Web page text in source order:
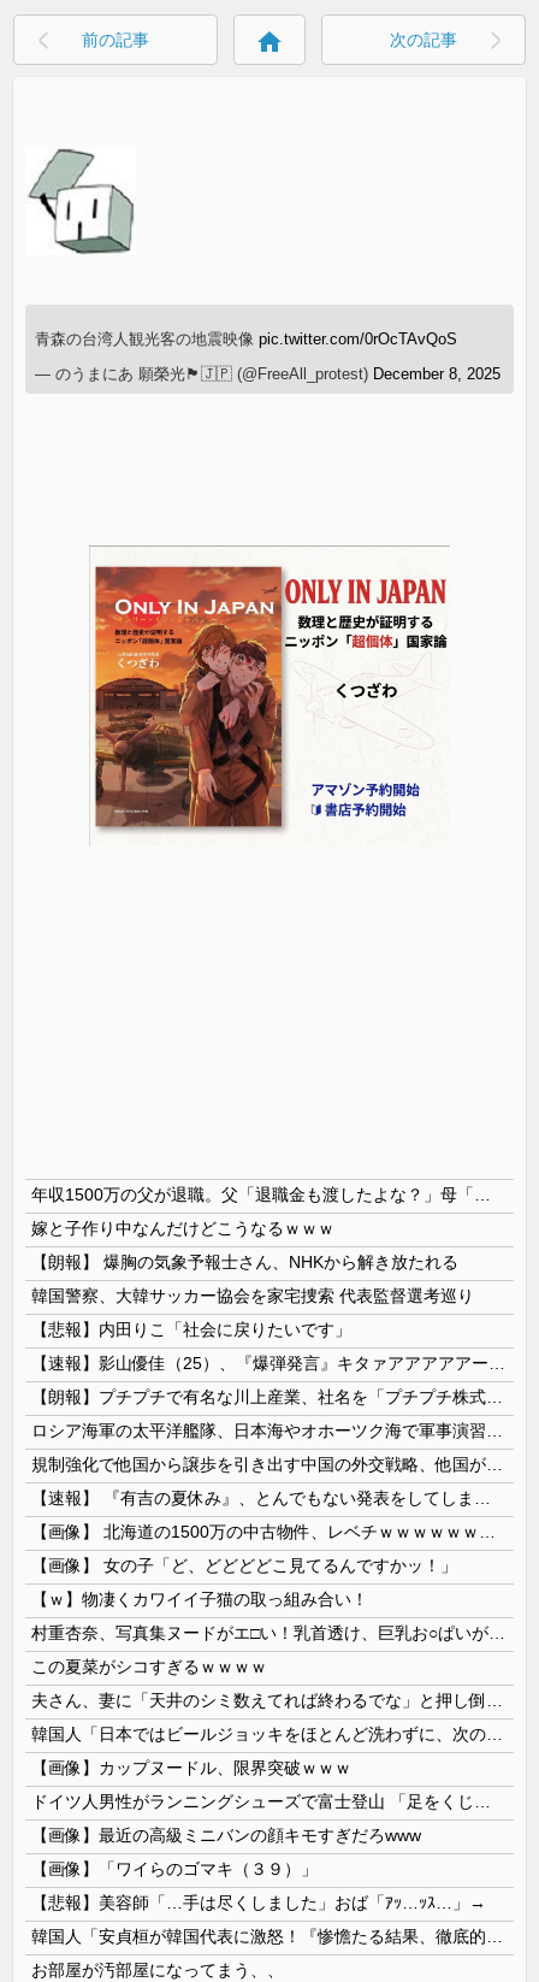
前の記事 home 次の記事
青森の台湾人観光客の地震映像pic.twitter.com/0rOcTAvQoS
— のうまにあ 願榮光🏴🇯🇵 (@FreeAll_protest) December 8, 2025
嫁と子作り中なんだけどこうなるｗｗｗ
【朗報】 爆胸の気象予報士さん、NHKから解き放たれる
韓国警察、大韓サッカー協会を家宅捜索 代表監督選考巡り
【悲報】内田りこ「社会に戻りたいです」
【画像】 女の子「ど、どどどどこ見てるんですかッ！」
【ｗ】物凄くカワイイ子猫の取っ組み合い！
この夏菜がシコすぎるｗｗｗｗ
【画像】カップヌードル、限界突破ｗｗｗ
【画像】最近の高級ミニバンの顔キモすぎだろwww
【画像】「ワイらのゴマキ（３９）」
【悲報】美容師「…手は尽くしました」おば「ｱｯ…ｯｽ…」→
お部屋が汚部屋になってまう、、